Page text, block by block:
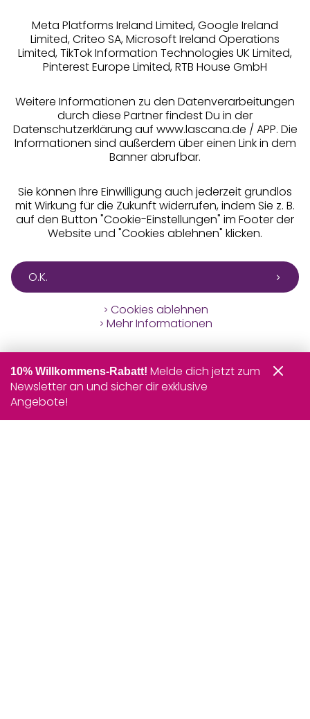
Alle Preise inkl. MwSt., zzgl.
Versandkosten
Meta Platforms Ireland Limited, Google Ireland
Limited, Criteo SA, Microsoft Ireland Operations
Limited, TikTok Information Technologies UK Limited,
Pinterest Europe Limited, RTB House GmbH
Weitere Informationen zu den Datenverarbeitungen
durch diese Partner findest Du in der
Datenschutzerklärung auf www.lascana.de / APP. Die
Informationen sind außerdem über einen Link in dem
Banner abrufbar.
Sie können Ihre Einwilligung auch jederzeit grundlos
mit Wirkung für die Zukunft widerrufen, indem Sie z. B.
auf den Button "Cookie-Einstellungen" im Footer der
Website und "Cookies ablehnen" klicken.
O.K.
Cookies ablehnen
Mehr Informationen
10% Willkommens-Rabatt! Melde dich jetzt zum
Newsletter an und sicher dir exklusive
Angebote!